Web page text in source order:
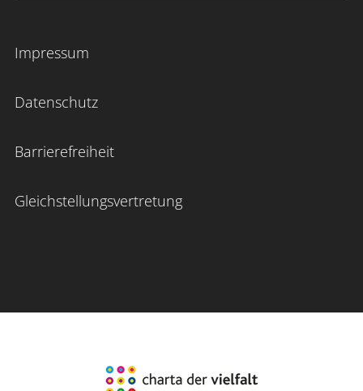
Impressum
Datenschutz
Barrierefreiheit
Gleichstellungsvertretung